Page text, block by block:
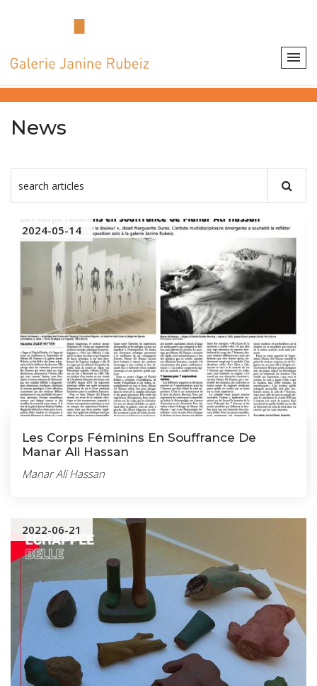
News
2024-05-14
Les Corps Féminins En Souffrance De
Manar Ali Hassan
Manar Ali Hassan
2022-06-21